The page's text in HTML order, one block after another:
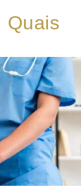
Quais